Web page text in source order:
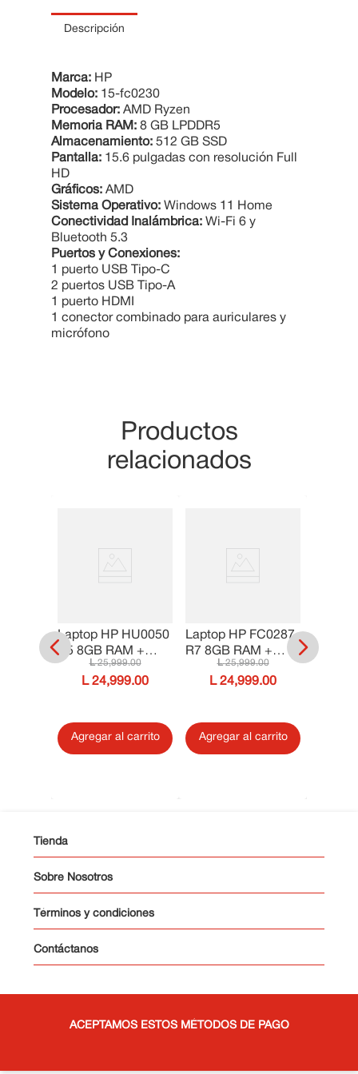
Descripción
Marca: HP
Modelo: 15-fc0230
Procesador: AMD Ryzen
Memoria RAM: 8 GB LPDDR5
Almacenamiento: 512 GB SSD
Pantalla: 15.6 pulgadas con resolución Full
HD
Gráficos: AMD
Sistema Operativo: Windows 11 Home
Conectividad Inalámbrica: Wi-Fi 6 y
Bluetooth 5.3
Puertos y Conexiones:
1 puerto USB Tipo-C
2 puertos USB Tipo-A
1 puerto HDMI
1 conector combinado para auriculares y
micrófono
Productos
relacionados
Laptop HP HU0050
R5 8GB RAM +
512GB SSD
25,999.00
24,999.00
Agregar al carrito
Laptop HP FC0287
R7 8GB RAM +
512GB SSD
25,999.00
24,999.00
Agregar al carrito
Laptop
R5
Tienda
Sobre Nosotros
Términos y condiciones
Contáctanos
ACEPTAMOS ESTOS MÉTODOS DE PAGO
10. Cama